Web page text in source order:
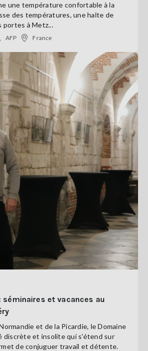
une température confortable à la
des températures, une halte de
portes à Metz...
AFP France
et vacances au
et de la Picardie, le Domaine
discrète et insolite qui s'étend sur
de conjuguer travail et détente.